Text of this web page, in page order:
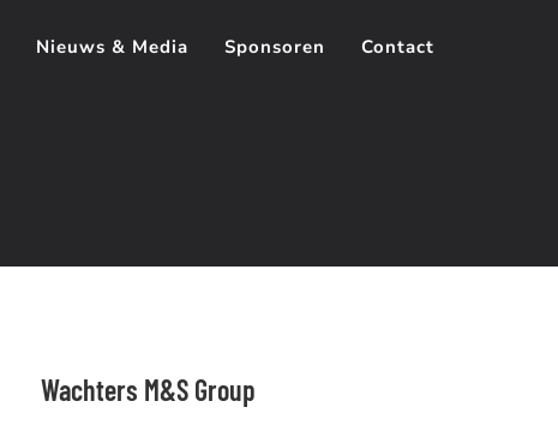
Nieuws & Media Sponsoren Contact
Wachters M&S Group